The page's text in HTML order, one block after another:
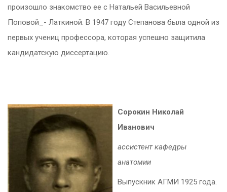
произошло знакомство ее с Натальей Васильевной
Поповой_- Латкиной. В 1947 году Степанова была одной из
первых учениц профессора, которая успешно защитила
кандидатскую диссертацию.
Сорокин Николай
Иванович
ассистент кафедры
анатомии
Выпускник АГМИ 1925 года.